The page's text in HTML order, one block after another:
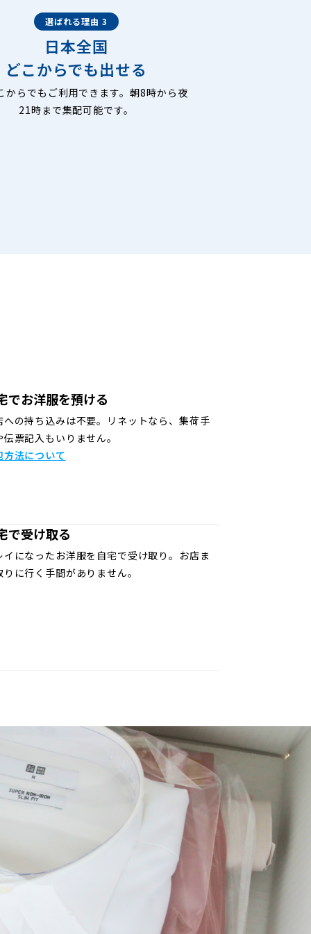
選ばれる理由 3
日本全国
どこからでも出せる
からでもご利用できます。朝8時から夜
21時まで集配可能です。
でお洋服を預ける
への持ち込みは不要。リネットなら、集荷手
伝票記入もいりません。
方法について
で受け取る
イになったお洋服を自宅で受け取り。お店ま
りに行く手間がありません。